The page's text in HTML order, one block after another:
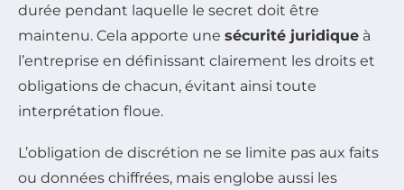
durée pendant laquelle le secret doit être
maintenu. Cela apporte une sécurité juridique à
l’entreprise en définissant clairement les droits et
obligations de chacun, évitant ainsi toute
interprétation floue.
L’obligation de discrétion ne se limite pas aux faits
ou données chiffrées, mais englobe aussi les